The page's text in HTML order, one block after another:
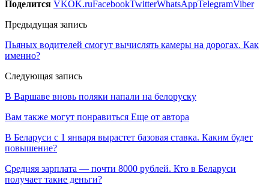
Поделится VKOK.ruFacebookTwitterWhatsAppTelegramViber
Предыдущая запись
Пьяных водителей смогут вычислять камеры на дорогах. Как
именно?
Следующая запись
В Варшаве вновь поляки напали на белоруску
Вам также могут понравиться Еще от автора
В Беларуси с 1 января вырастет базовая ставка. Каким будет
повышение?
Средняя зарплата — почти 8000 рублей. Кто в Беларуси
получает такие деньги?